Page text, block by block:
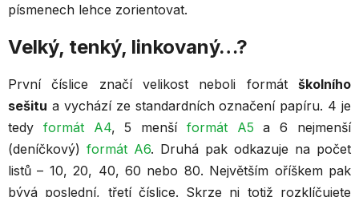
písmenech lehce zorientovat.
Velký, tenký, linkovaný…?
První číslice značí velikost neboli formát školního
sešitu a vychází ze standardních označení papíru. 4 je
tedy formát A4, 5 menší formát A5 a 6 nejmenší
(deníčkový) formát A6. Druhá pak odkazuje na počet
listů – 10, 20, 40, 60 nebo 80. Největším oříškem pak
bývá poslední, třetí číslice. Skrze ni totiž rozklíčujete